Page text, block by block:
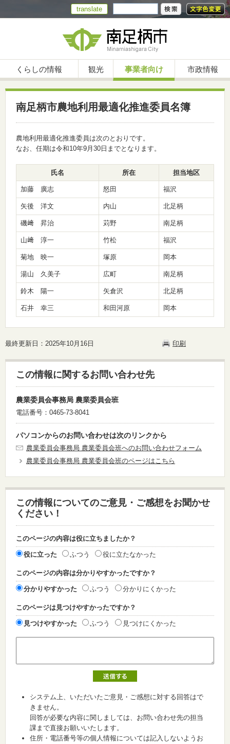
translate
くらしの情報 観光 事業者向け 市政情報
南足柄市農地利用最適化推進委員名簿
農地利用最適化推進委員は次のとおりです。
なお、任期は令和10年9月30日までとなります。
氏名 所在 担当地区
加藤 廣志 怒田 福沢
矢後 洋文 内山 北足柄
磯﨑 昇治 苅野 南足柄
山﨑 淳一 竹松 福沢
菊地 映一 塚原 岡本
湯山 久美子 広町 南足柄
鈴木 陽一 矢倉沢 北足柄
石井 幸三 和田河原 岡本
最終更新日：2025年10月16日 印刷
この情報に関するお問い合わせ先
農業委員会事務局 農業委員会班
電話番号：0465-73-8041
パソコンからのお問い合わせは次のリンクから
農業委員会事務局 農業委員会班へのお問い合わせフォーム
農業委員会事務局 農業委員会班のページはこちら
この情報についてのご意見・ご感想をお聞かせ
ください！
このページの内容は役に立ちましたか？
役に立った ふつう 役に立たなかった
このページの内容は分かりやすかったですか？
分かりやすかった ふつう 分かりにくかった
このページは見つけやすかったですか？
見つけやすかった ふつう 見つけにくかった
システム上、いただいたご意見・ご感想に対する回答はで
きません。
回答が必要な内容に関しましては、お問い合わせ先の担当
課まで直接お願いいたします。
住所・電話番号等の個人情報については記入しないようお